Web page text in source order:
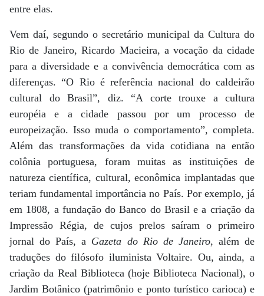
entre elas.
Vem daí, segundo o secretário municipal da Cultura do
Rio de Janeiro, Ricardo Macieira, a vocação da cidade
para a diversidade e a convivência democrática com as
diferenças. “O Rio é referência nacional do caldeirão
cultural do Brasil”, diz. “A corte trouxe a cultura
européia e a cidade passou por um processo de
europeização. Isso muda o comportamento”, completa.
Além das transformações da vida cotidiana na então
colônia portuguesa, foram muitas as instituições de
natureza científica, cultural, econômica implantadas que
teriam fundamental importância no País. Por exemplo, já
em 1808, a fundação do Banco do Brasil e a criação da
Impressão Régia, de cujos prelos saíram o primeiro
jornal do País, a Gazeta do Rio de Janeiro, além de
traduções do filósofo iluminista Voltaire. Ou, ainda, a
criação da Real Biblioteca (hoje Biblioteca Nacional), o
Jardim Botânico (patrimônio e ponto turístico carioca) e